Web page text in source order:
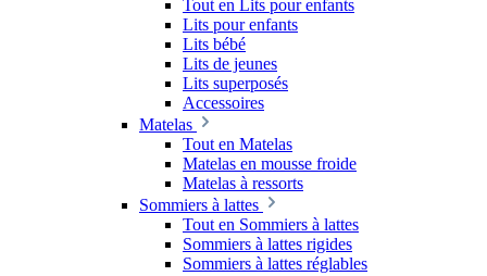
Tout en Lits pour enfants
Lits pour enfants
Lits bébé
Lits de jeunes
Lits superposés
Accessoires
Matelas
Tout en Matelas
Matelas en mousse froide
Matelas à ressorts
Sommiers à lattes
Tout en Sommiers à lattes
Sommiers à lattes rigides
Sommiers à lattes réglables